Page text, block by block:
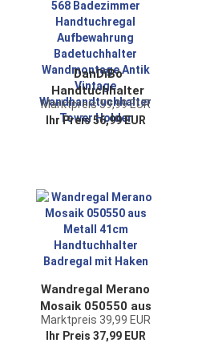
DanDiBo
Handtuchhalter
Schwarz Wand Bad
568 Badezimmer
Wandmontage Antik
Vintage
Wandhandtuchhalter
Tower Holder
Marktpreis 59,99 EUR
Ihr Preis 56,99 EUR
Wandregal Merano
Mosaik 050550 aus
Metall 41cm
Handtuchhalter
Marktpreis 39,99 EUR
Ihr Preis 37,99 EUR